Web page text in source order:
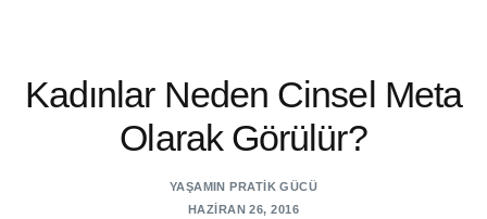
Kadınlar Neden Cinsel Meta
Olarak Görülür?
YAŞAMIN PRATIK GÜCÜ
HAZIRAN 26, 2016